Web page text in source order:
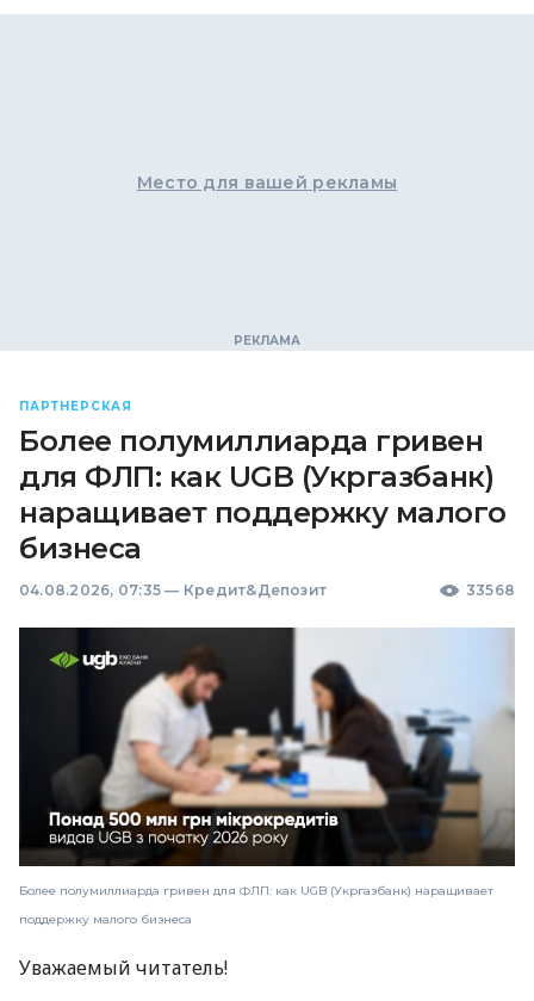
Место для вашей рекламы
ПАРТНЕРСКАЯ
Более полумиллиарда гривен
для ФЛП: как UGB (Укргазбанк)
наращивает поддержку малого
бизнеса
04.08.2026, 07:35 — Кредит&Депозит 33568
Более полумиллиарда гривен для ФЛП: как UGB (Укргазбанк) наращивает
поддержку малого бизнеса
Уважаемый читатель!